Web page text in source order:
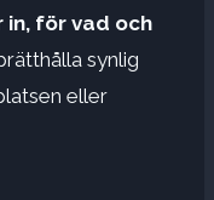
för vad och
synlig
eller